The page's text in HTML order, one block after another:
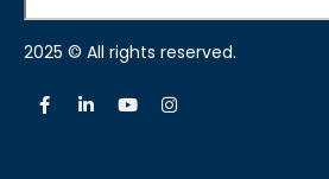
2025 © All rights reserved.